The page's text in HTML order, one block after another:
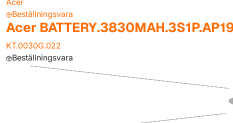
Acer
Beställningsvara
Acer
KT.0030G.022
Beställningsvara